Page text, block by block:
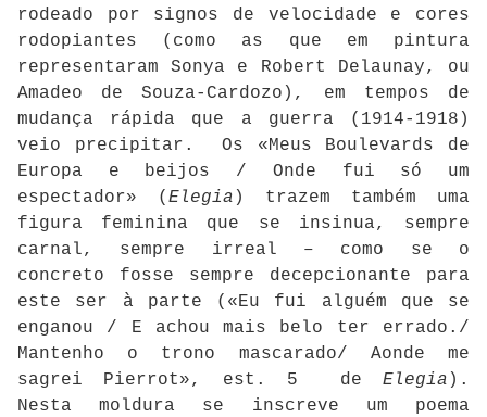
rodeado por signos de velocidade e cores
rodopiantes (como as que em pintura
representaram Sonya e Robert Delaunay, ou
Amadeo de Souza-Cardozo), em tempos de
mudança rápida que a guerra (1914-1918)
veio precipitar. Os «Meus Boulevards de
Europa e beijos / Onde fui só um
espectador» ( Elegia ) trazem também uma
figura feminina que se insinua, sempre
carnal, sempre irreal – como se o
concreto fosse sempre decepcionante para
este ser à parte («Eu fui alguém que se
enganou / E achou mais belo ter errado./
Mantenho o trono mascarado/ Aonde me
sagrei Pierrot», est. 5 de Elegia ).
Nesta moldura se inscreve um poema